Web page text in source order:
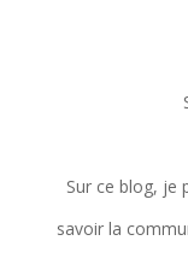
Sur ce blog, je
savoir la